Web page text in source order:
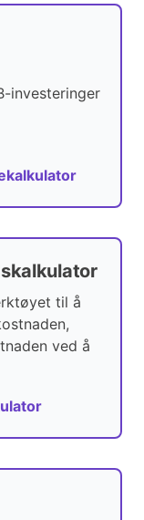
investeringer
til å
ved å